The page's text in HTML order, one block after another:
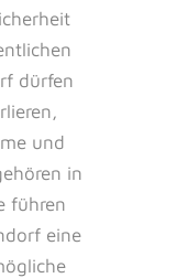
dürfen
und
in
führen
eine